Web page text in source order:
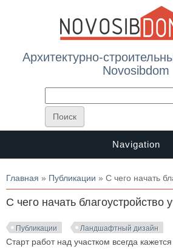
Архитектурно-
Novosibdom
Navigation
Вы здесь
Главная » Публикации » С чего начать
С чего начать благоустройство
Публикации Ландшафтный дизайн
Старт работ над участком всегда